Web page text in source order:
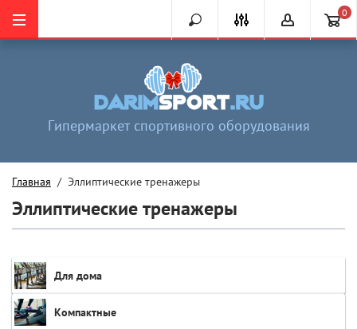
0
Гипермаркет спортивного оборудования
Главная
  /  Эллиптические тренажеры
Эллиптические тренажеры
Для дома
Компактные